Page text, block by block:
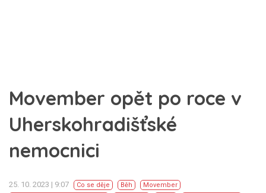
Movember opět po roce v
Uherskohradišťské
nemocnici
25. 10. 2023 | 9:07 Co se děje Běh
Movember